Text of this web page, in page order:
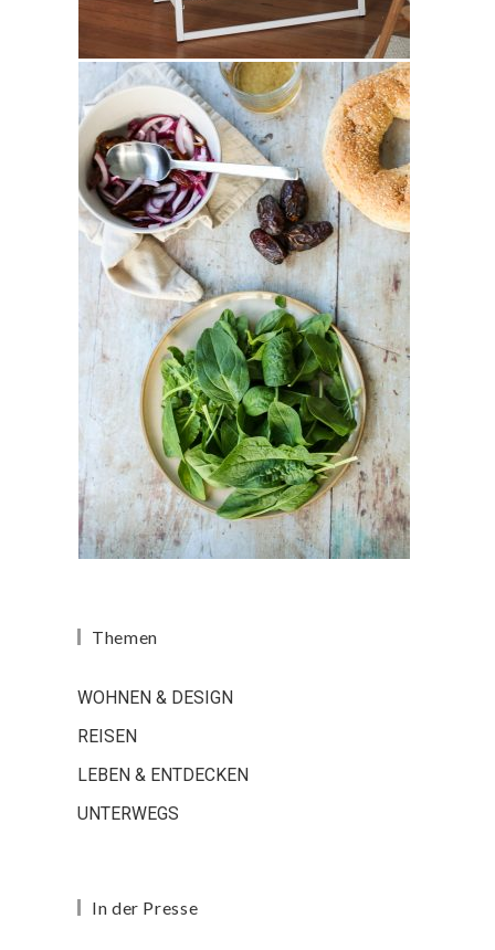
Themen
WOHNEN & DESIGN
REISEN
LEBEN & ENTDECKEN
UNTERWEGS
In der Presse